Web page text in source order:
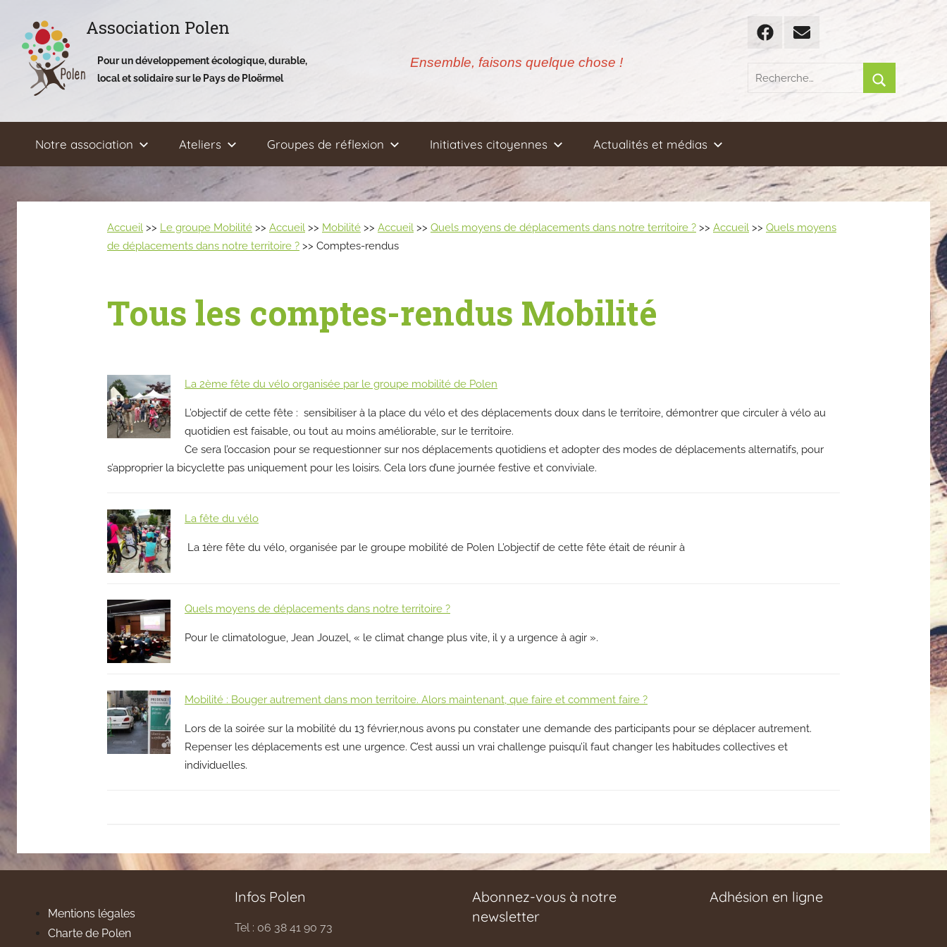
contenu
Association Polen
Pour un développement écologique, durable,
local et solidaire sur le Pays de Ploërmel
Ensemble, faisons quelque chose !
FacebookEmail
Recherche
pour
Rechercher
Notre association Ateliers Groupes de réflexion Initiatives citoyennes Actualités et médias
Accueil >> Le groupe Mobilité >> Accueil >> Mobilité >> Accueil >> Quels moyens de déplacements dans notre territoire ? >> Accueil >> Quels moyens
de déplacements dans notre territoire ? >> Comptes-rendus
Tous les comptes-rendus Mobilité
La 2ème fête du vélo organisée par le groupe mobilité de Polen
L’objectif de cette fête : sensibiliser à la place du vélo et des déplacements doux dans le territoire, démontrer que circuler à vélo au
quotidien est faisable, ou tout au moins améliorable, sur le territoire.
Ce sera l’occasion pour se requestionner sur nos déplacements quotidiens et adopter des modes de déplacements alternatifs, pour
s’approprier la bicyclette pas uniquement pour les loisirs. Cela lors d’une journée festive et conviviale.
La fête du vélo
La 1ère fête du vélo, organisée par le groupe mobilité de Polen L’objectif de cette fête était de réunir à
Quels moyens de déplacements dans notre territoire ?
Pour le climatologue, Jean Jouzel, « le climat change plus vite, il y a urgence à agir ».
Mobilité : Bouger autrement dans mon territoire. Alors maintenant, que faire et comment faire ?
Lors de la soirée sur la mobilité du 13 février,nous avons pu constater une demande des participants pour se déplacer autrement.
Repenser les déplacements est une urgence. C’est aussi un vrai challenge puisqu’il faut changer les habitudes collectives et
individuelles.
Mentions légales
Charte de Polen
Infos Polen
Tel : 06 38 41 90 73
Abonnez-vous à notre
newsletter
Adhésion en ligne